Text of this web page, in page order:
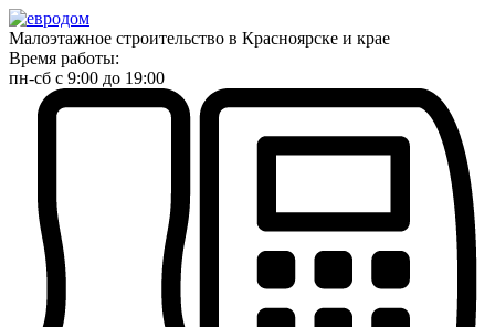
Малоэтажное строительство в Красноярске и крае
Время работы:
пн-сб с 9:00 до 19:00